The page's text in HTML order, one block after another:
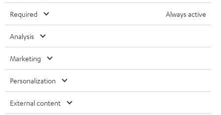
LAUTSPRECHER
ULTIMA-SERIE
IN-EAR-KOPFHÖRER
FANSHOP
NEUHEITEN
DEINE VORTEILE BEI TEUFEL
TEUFEL STORY
UNSER MANAGEMENT
NACHHALTIGKEIT
UNSERE WERTE
POLEN
SPANIEN
Fotos abgebildete Zubehör ist nicht im Lieferumfang enthalten. Etwaige
©2026 Lautsprecher Teufel GmbH - All rights reserved.
Required Always active
Analysis
Marketing
Personalization
External content